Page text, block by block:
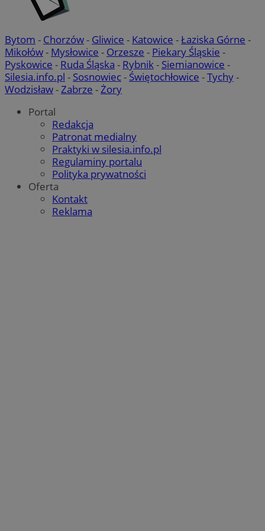
Bytom - Chorzów- Gliwice - Katowice -Łaziska Górne -
Mikołów- Mysłowice - Orzesze - Piekary Śląskie -
Pyskowice - Ruda Śląska - Rybnik- Siemianowice -
Silesia.info.pl - Sosnowiec- Świętochłowice -Tychy-
Wodzisław-Zabrze -Żory
Portal
Redakcja
Patronat medialny
Praktyki w silesia.info.pl
Regulaminy portalu
Polityka prywatności
Oferta
Kontakt
Reklama